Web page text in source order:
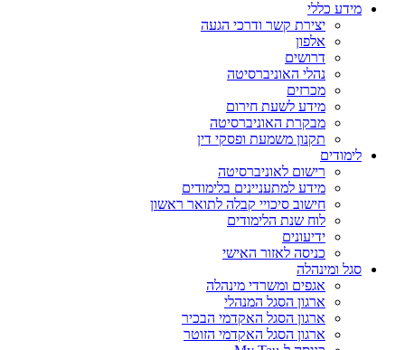
מידע כללי
יצירת קשר ודרכי הגעה
אלפון
דרושים
נהלי האוניברסיטה
מכרזים
מידע לשעת חירום
מבקרת האוניברסיטה
תקנון משמעת ופסקי דין
לימודים
רישום לאוניברסיטה
מידע למתעניינים בלימודים
חישוב סיכויי קבלה לתואר ראשון
לוח שנת הלימודים
ידיעונים
כניסה לאזור האישי
סגל ומינהלה
אגפים ומשרדי מינהלה
ארגון הסגל המנהלי
ארגון הסגל האקדמי הבכיר
ארגון הסגל האקדמי הזוטר